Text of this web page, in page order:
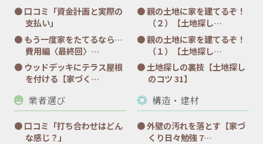
口コミ「資金計画と実際の
支払い」
もう一度家をたてるなら…
費用編〈最終回〉…
ウッドデッキにテラス屋根
を付ける【家づく…
親の土地に家を建てるぞ！
（２）【土地探し…
親の土地に家を建てるぞ！
（１）【土地探し…
土地探しの裏技【土地探し
のコツ 31】
業者選び
口コミ「打ち合わせはどん
な感じ？」
構造・建材
外壁の汚れを落とす【家づ
くり日々勉強 7…